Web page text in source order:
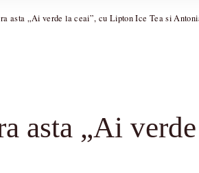
asta „Ai verde la ceai”, cu Lipton Ice Tea si
asta „Ai